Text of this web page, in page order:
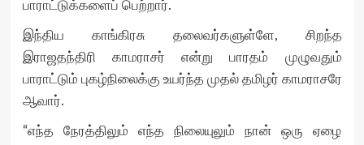
பாராட்டுக்களைப் பெற்றார்.
இந்திய காங்கிரசு தலைவர்களுள்ளே, சிறந்த
இராஜதந்திரி காமராசர் என்று பாரதம் முழுவதும்
பாராட்டும் புகழ்நிலைக்கு உயர்ந்த முதல் தமிழர் காமராசரே
ஆவார்.
“எந்த நேரத்திலும் எந்த நிலையுலும் நான் ஒரு ஏழை